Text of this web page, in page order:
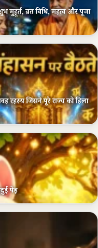
व्रत विधि, महत्व और पूजा
रहस्य जिसने पूरे राज्य को हिला
पेड़